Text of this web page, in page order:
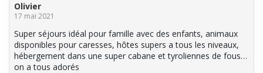
Olivier
17 mai 2021
Super séjours idéal pour famille avec des enfants, animaux
disponibles pour caresses, hôtes supers a tous les niveaux,
hébergement dans une super cabane et tyroliennes de fous…
on a tous adorés